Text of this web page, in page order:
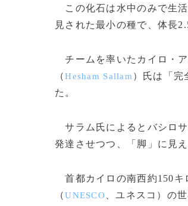
この化石は水中のみで生
見された最小の種で、体長
チームを率いたカイロ・
（Hesham Sallam ）氏は「完
た。
サラム氏によるとバシロ
発達させつつ、「脚」に見
首都カイロの南西約150キ
（UNESCO 、ユネスコ）の